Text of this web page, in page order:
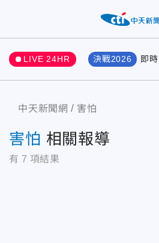
LIVE 24HR 決戰2026 即時
中天新聞網 害怕
害怕 相關報導
有 7 項結果